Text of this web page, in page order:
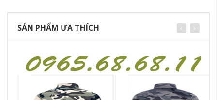
SẢN PHẨM ƯA THÍCH